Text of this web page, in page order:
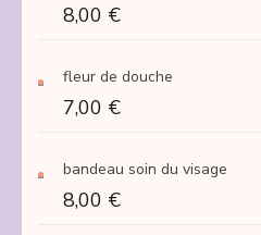
8,00 €
fleur de douche
7,00 €
bandeau soin du visage
8,00 €